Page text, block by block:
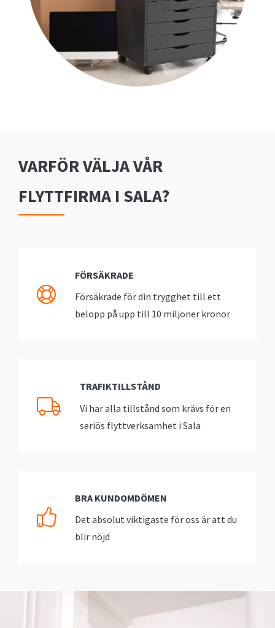
VARFÖR VÄLJA VÅR
FLYTTFIRMA I SALA?
FÖRSÄKRADE
Försäkrade för din trygghet till ett
belopp på upp till 10 miljoner kronor
TRAFIKTILLSTÅND
Vi har alla tillstånd som krävs för en
seriös flyttverksamhet i Sala
BRA KUNDOMDÖMEN
Det absolut viktigaste för oss är att du
blir nöjd